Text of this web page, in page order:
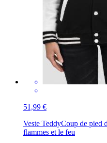
51,99 €
Veste TeddyCoup de pied
flammes et le feu